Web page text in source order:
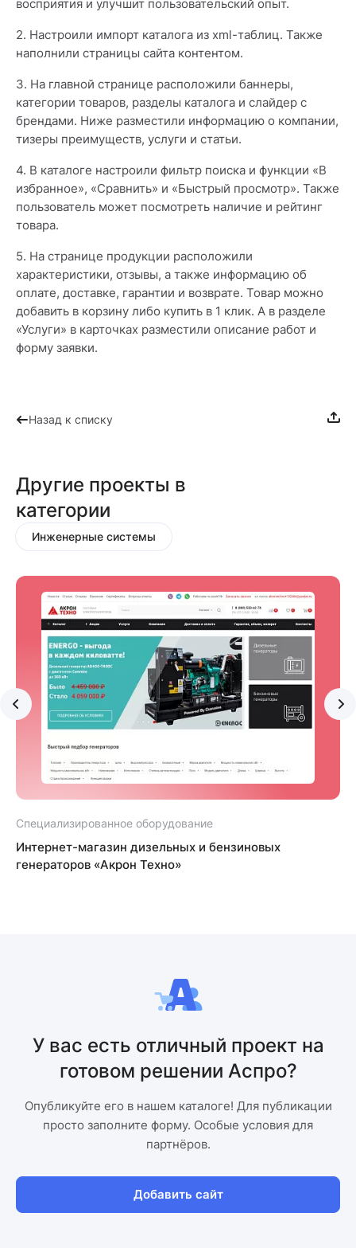
восприятия и улучшит пользовательский опыт.
2. Настроили импорт каталога из xml-таблиц. Также
наполнили страницы сайта контентом.
3. На главной странице расположили баннеры,
категории товаров, разделы каталога и слайдер с
брендами. Ниже разместили информацию о компании,
тизеры преимуществ, услуги и статьи.
4. В каталоге настроили фильтр поиска и функции «В
избранное», «Сравнить» и «Быстрый просмотр». Также
пользователь может посмотреть наличие и рейтинг
товара.
5. На странице продукции расположили
характеристики, отзывы, а также информацию об
оплате, доставке, гарантии и возврате. Товар можно
добавить в корзину либо купить в 1 клик. А в разделе
«Услуги» в карточках разместили описание работ и
форму заявки.
Назад к списку
Другие проекты в
категории
Инженерные системы
Специализированное оборудование
Интернет-магазин дизельных и бензиновых
генераторов «Акрон Техно»
У вас есть отличный проект на
готовом решении Аспро?
Опубликуйте его в нашем каталоге! Для публикации
просто заполните форму. Особые условия для
партнёров.
Добавить сайт